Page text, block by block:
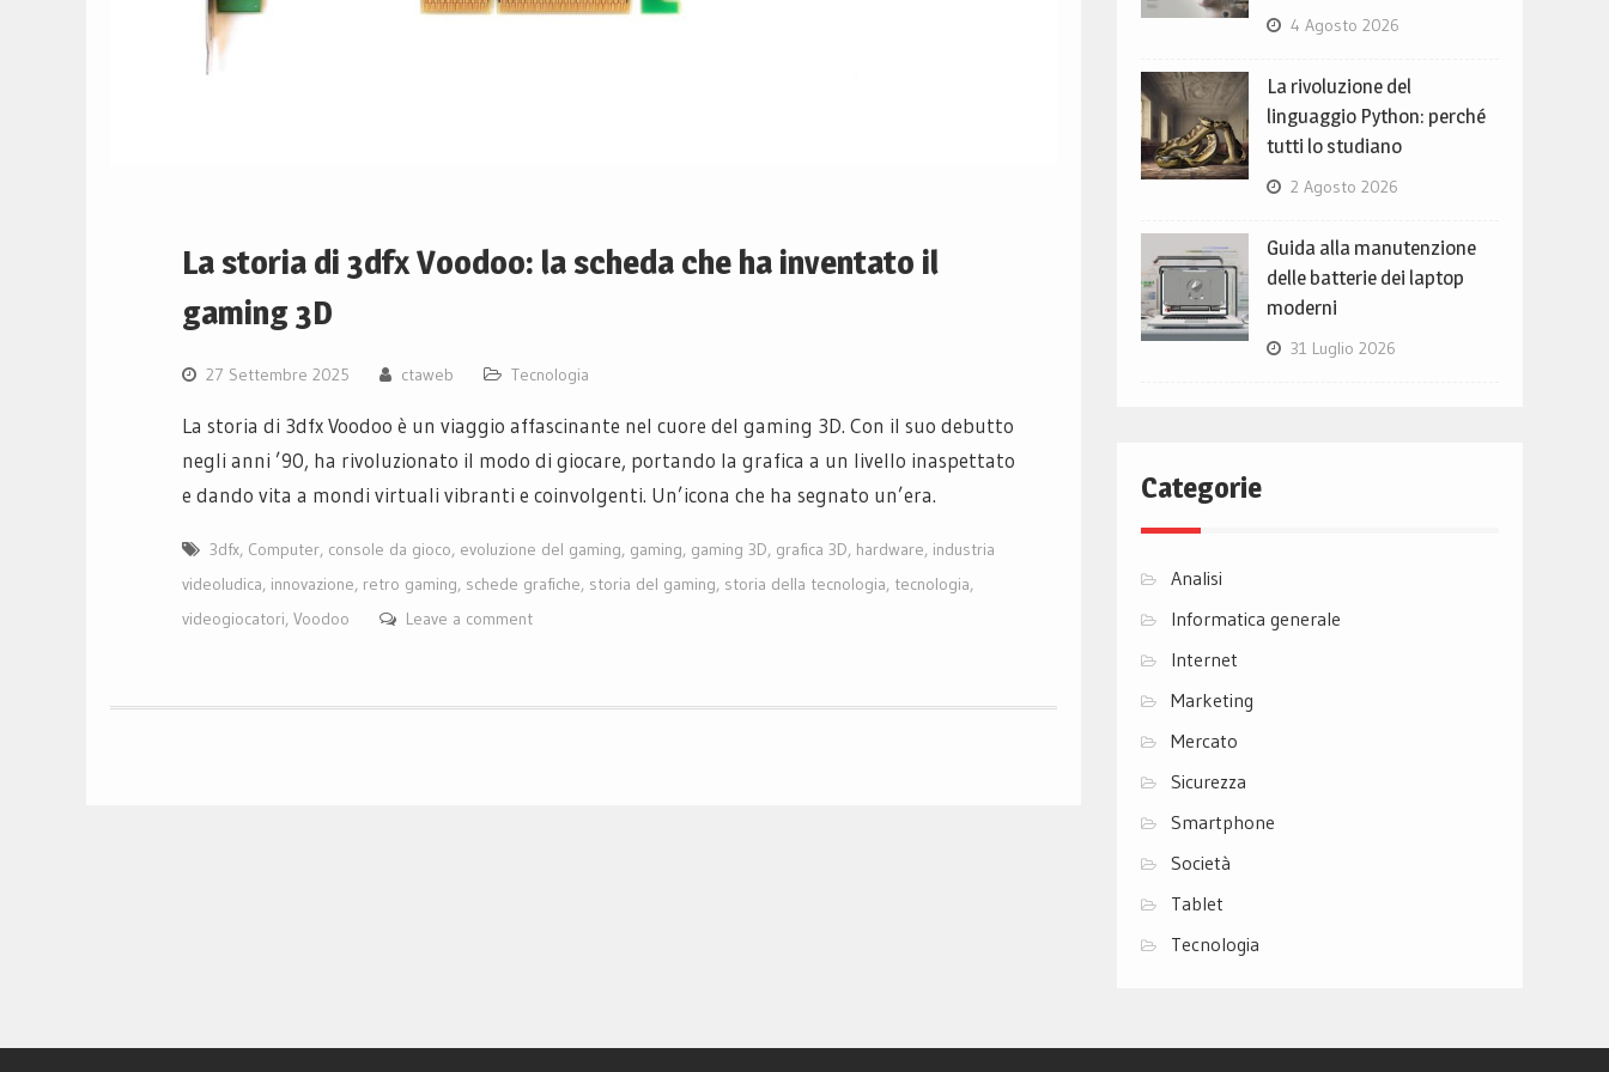
La storia di 3dfx Voodoo: la scheda che ha inventato il
gaming 3D
27 Settembre 2025 ctaweb Tecnologia
La storia di 3dfx Voodoo è un viaggio affascinante nel cuore del gaming 3D. Con il suo debutto
negli anni ’90, ha rivoluzionato il modo di giocare, portando la grafica a un livello inaspettato
e dando vita a mondi virtuali vibranti e coinvolgenti. Un’icona che ha segnato un’era.
3dfx, Computer, console da gioco, evoluzione del gaming, gaming, gaming 3D, grafica 3D, hardware, industria
videoludica, innovazione, retro gaming, schede grafiche, storia del gaming, storia della tecnologia, tecnologia,
videogiocatori, Voodoo Leave a comment
4 Agosto 2026
La rivoluzione del
linguaggio Python: perché
tutti lo studiano
2 Agosto 2026
Guida alla manutenzione
delle batterie dei laptop
moderni
31 Luglio 2026
Categorie
Analisi
Informatica generale
Internet
Marketing
Mercato
Sicurezza
Smartphone
Società
Tablet
Tecnologia